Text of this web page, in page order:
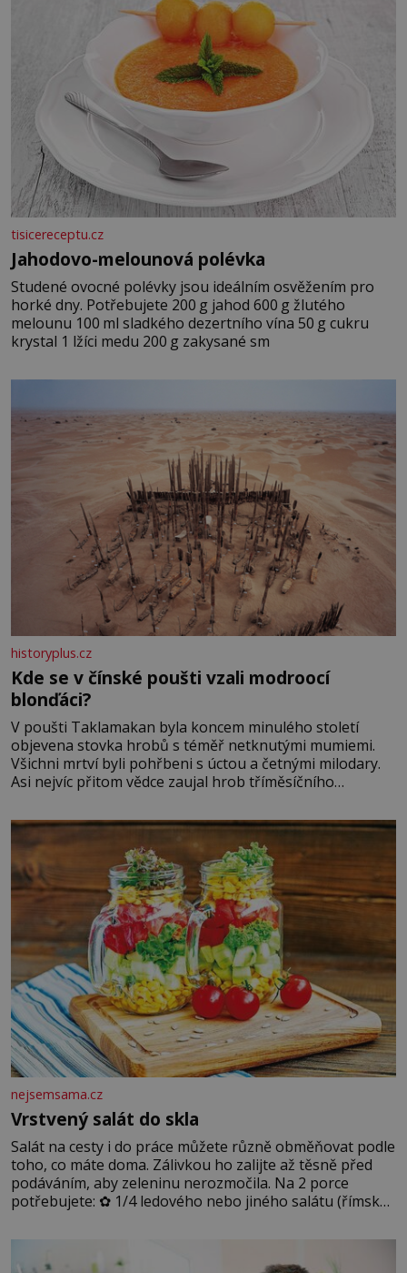
tisicereceptu.cz
Jahodovo-melounová polévka
Studené ovocné polévky jsou ideálním osvěžením pro
horké dny. Potřebujete 200 g jahod 600 g žlutého
melounu 100 ml sladkého dezertního vína 50 g cukru
krystal 1 lžíci medu 200 g zakysané sm
historyplus.cz
Kde se v čínské poušti vzali modroocí
blonďáci?
V poušti Taklamakan byla koncem minulého století
objevena stovka hrobů s téměř netknutými mumiemi.
Všichni mrtví byli pohřbeni s úctou a četnými milodary.
Asi nejvíc přitom vědce zaujal hrob tříměsíčního
blonďaté vlásky. Fakt, že jsou těla dávných lidí nesmírně
dobře zachovalá, přičítají odborníci zdejším klimatickým
podmínkám. Sucho, prosolené písky a extrémně
nejsemsama.cz
Vrstvený salát do skla
Salát na cesty i do práce můžete různě obměňovat podle
toho, co máte doma. Zálivkou ho zalijte až těsně před
podáváním, aby zeleninu nerozmočila. Na 2 porce
potřebujete: ✿ 1/4 ledového nebo jiného salátu (římský
okurky ✿ 2 rajčata Zálivka: ✿ 4 lžíce olivového oleje ✿ 1
lžíci citronové šťávy ✿ ½ stroužku